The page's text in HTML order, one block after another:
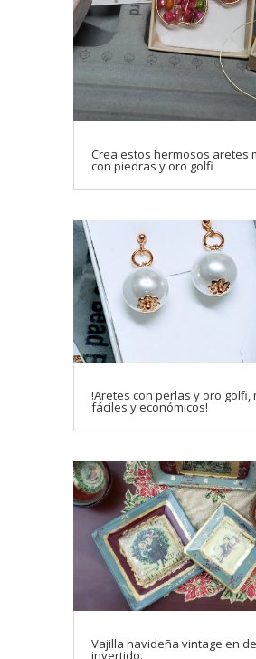
Crea estos hermosos aretes
con piedras y oro golfi
!Aretes con perlas y oro golfi,
fáciles y económicos!
Vajilla navideña vintage en
invertido.